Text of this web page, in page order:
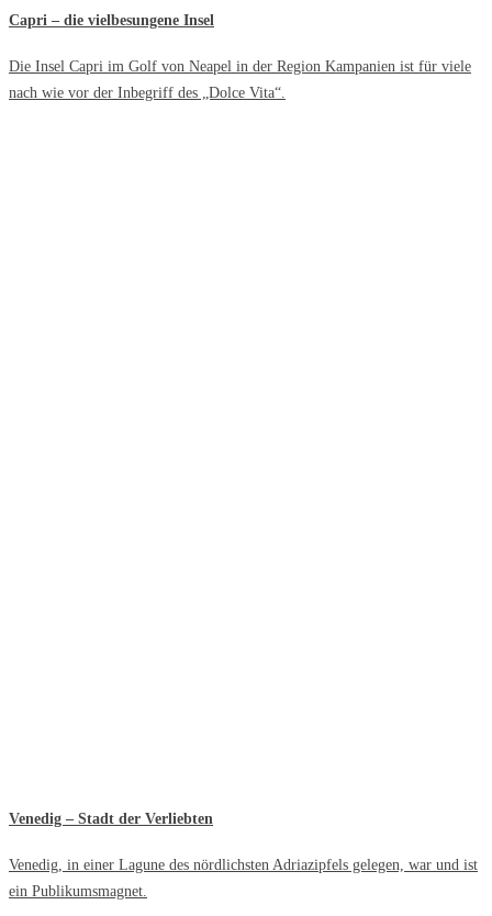
Capri – die vielbesungene Insel
Die Insel Capri im Golf von Neapel in der Region Kampanien ist für viele
nach wie vor der Inbegriff des „Dolce Vita“.
Venedig – Stadt der Verliebten
Venedig, in einer Lagune des nördlichsten Adriazipfels gelegen, war und ist
ein Publikumsmagnet.